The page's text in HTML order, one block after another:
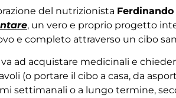
del nutrizionista Ferdinando
, un vero e proprio progetto
e completo attraverso un cibo
ad acquistare medicinali e
(o portare il cibo a casa, da
settimanali o a lungo termine,